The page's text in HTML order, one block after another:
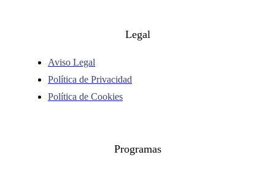
Legal
Aviso Legal
Política de Privacidad
Política de Cookies
Programas